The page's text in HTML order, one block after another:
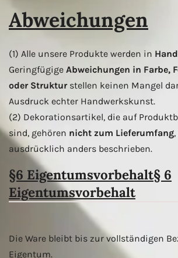
Abweichungen
(1) Alle unsere Produkte werden in
Geringfügige Abweichungen in Farbe,
oder Strukturstellen keinen Mangel
Ausdruck echter Handwerkskunst.
(2) Dekorationsartikel, die auf
sind, gehören nicht zum Lieferumfang
ausdrücklich anders beschrieben.
§6 Eigentumsvorbehalt§ 6
Eigentumsvorbehalt
Die Ware bleibt bis zur vollständigen
Eigentum.